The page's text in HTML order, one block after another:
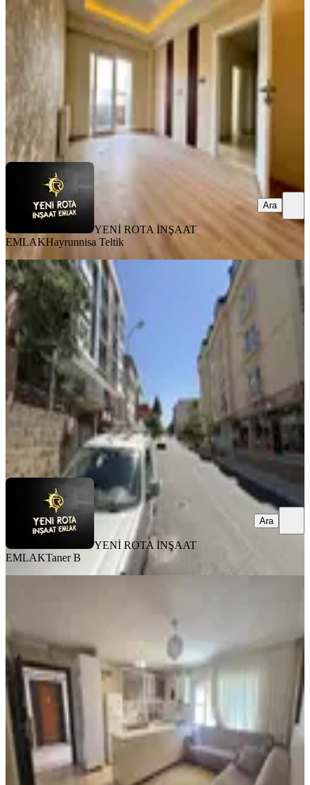
Dulkadiroğlu, Bahçeli Evler Mahallesi
90 m²·3. Kat 31.07.2026
18.000 ₺19.500 ₺
YENİ ROTA İNŞAAT EMLAK
Ara
YENİ ROTA İNŞAAT
EMLAKHayrunnisa Teltik
Ara
MANZARALI
Yeni Rota'dan Egemenlik
Mahallesinde Kiralık 3+1 Müstakil Ev
Dulkadiroğlu, Egemenlik Mahallesi
3+1· 155 m² 31.07.2026
18.000 ₺
YENİ ROTA İNŞAAT EMLAKTaner B
Ara
YENİ ROTA İNŞAAT
EMLAKTaner B
Ara
Dulkadiroğlu, Karataş Mahallesi
2+0
·60 m² · Yüksek giriş·31.07.2026
YENİ ROTA İNŞAAT EMLAK Hanifi E.
Ara